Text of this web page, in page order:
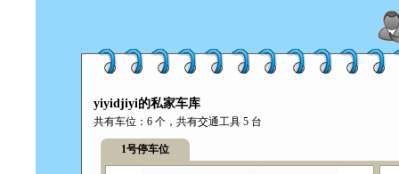
yiyidjiyi的私家车库
共有车位：6 个，共有交通工具 5 台
1号停车位